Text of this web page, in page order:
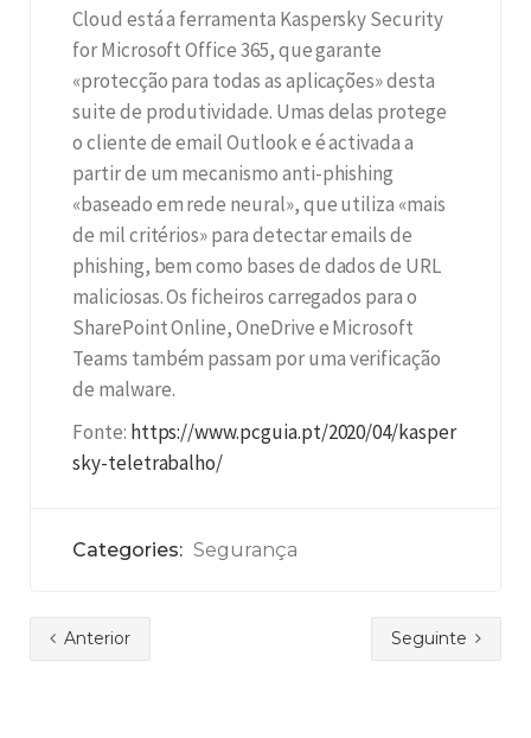
Cloud está a ferramenta Kaspersky Security
for Microsoft Office 365, que garante
«protecção para todas as aplicações» desta
suite de produtividade. Umas delas protege
o cliente de email Outlook e é activada a
partir de um mecanismo anti-phishing
«baseado em rede neural», que utiliza «mais
de mil critérios» para detectar emails de
phishing, bem como bases de dados de URL
maliciosas. Os ficheiros carregados para o
SharePoint Online, OneDrive e Microsoft
Teams também passam por uma verificação
de malware.
Fonte: https://www.pcguia.pt/2020/04/kasper
sky-teletrabalho/
Categories: Segurança
Anterior Seguinte